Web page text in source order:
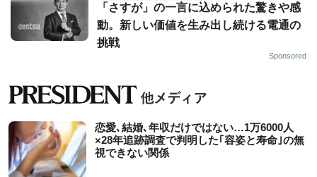
「さすが」の一言に込められた驚きや感
動。新しい価値を生み出し続ける電通の
挑戦
Sponsored
恋愛､結婚､年収だけではない…1万6000人
×28年追跡調査で判明した｢容姿と寿命｣の無
視できない関係